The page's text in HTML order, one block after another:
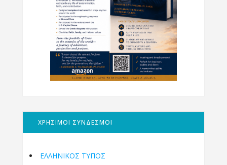
ΧΡΗΣΙΜΟΙ ΣΥΝΔΕΣΜΟΙ
ΕΛΛΗΝΙΚΟΣ ΤΥΠΟΣ